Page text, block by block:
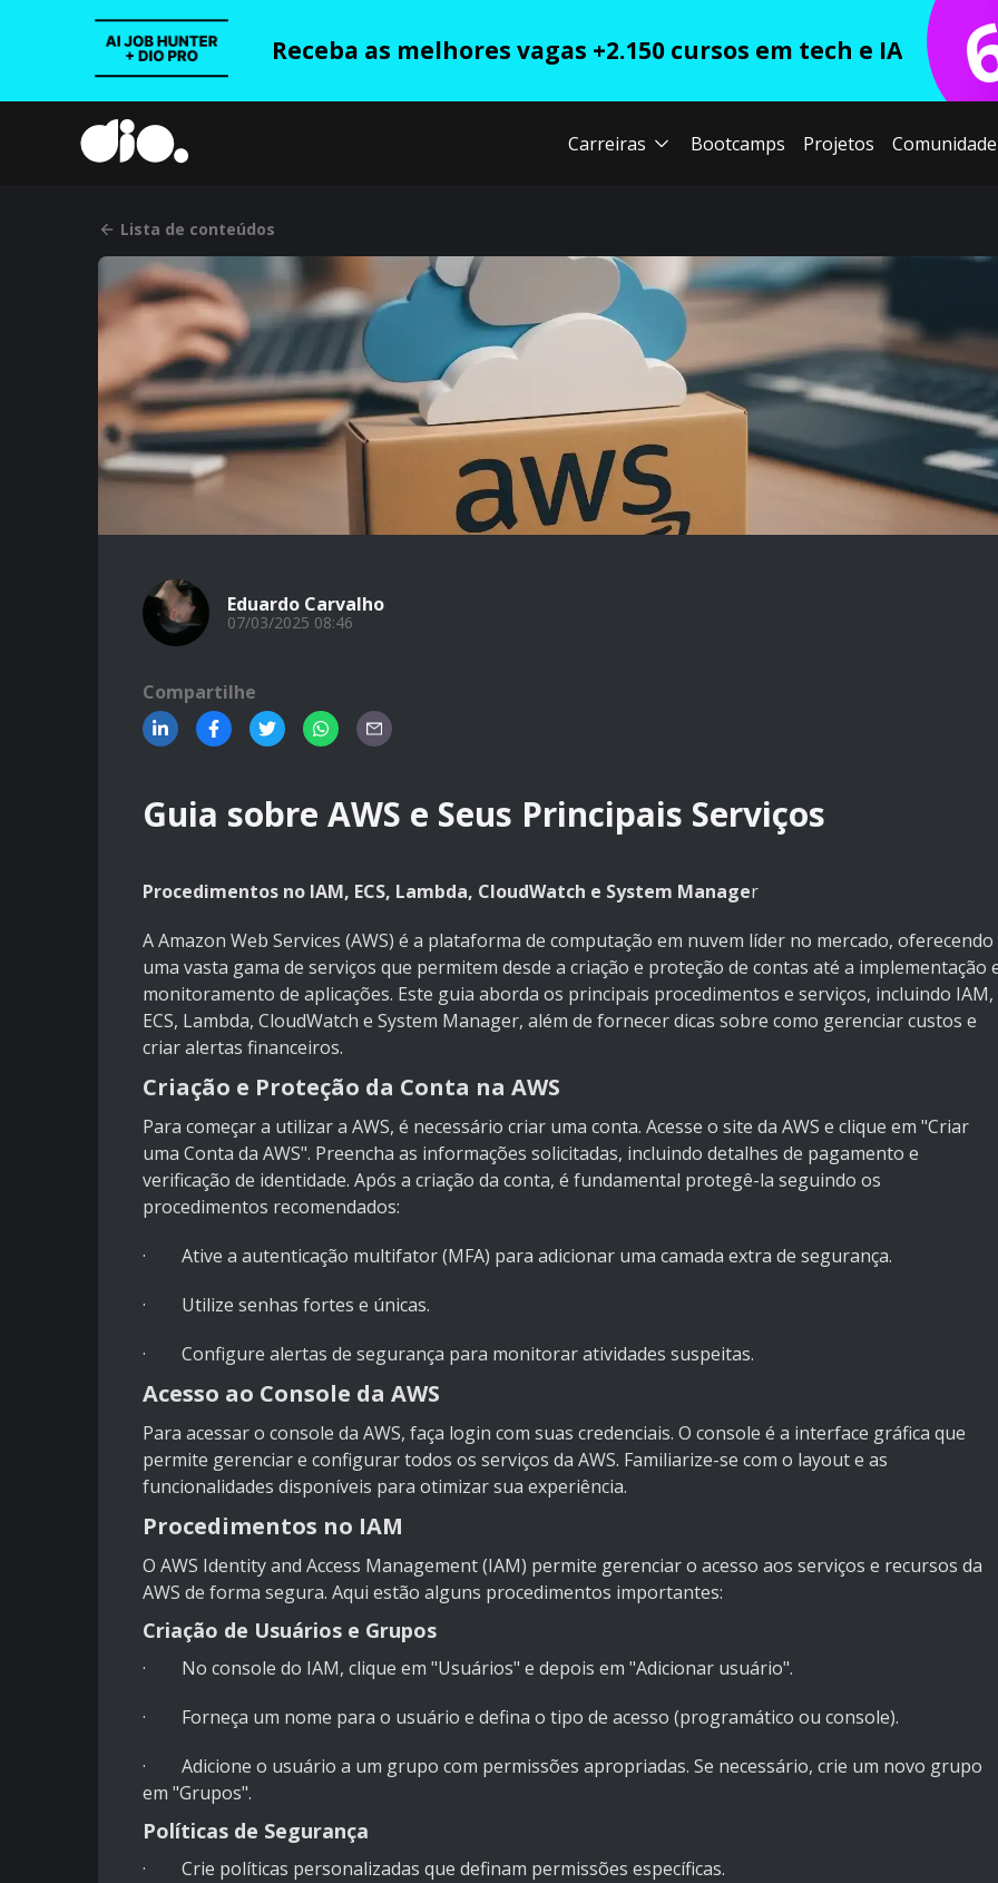
Receba as melhores vagas +2.150 cursos em tech e IA
Carreiras Bootcamps Projetos Comunidade
Lista de conteúdos
Eduardo Carvalho
07/03/2025 08:46
Compartilhe
Guia sobre AWS e Seus Principais Serviços
Procedimentos no IAM, ECS, Lambda, CloudWatch e System Manager
A Amazon Web Services (AWS) é a plataforma de computação em nuvem líder no mercado, oferecendo
uma vasta gama de serviços que permitem desde a criação e proteção de contas até a implementação
monitoramento de aplicações. Este guia aborda os principais procedimentos e serviços, incluindo IAM,
ECS, Lambda, CloudWatch e System Manager, além de fornecer dicas sobre como gerenciar custos e
criar alertas financeiros.
Criação e Proteção da Conta na AWS
Para começar a utilizar a AWS, é necessário criar uma conta. Acesse o site da AWS e clique em "Criar
uma Conta da AWS". Preencha as informações solicitadas, incluindo detalhes de pagamento e
verificação de identidade. Após a criação da conta, é fundamental protegê-la seguindo os
procedimentos recomendados:
· Ative a autenticação multifator (MFA) para adicionar uma camada extra de segurança.
· Utilize senhas fortes e únicas.
· Configure alertas de segurança para monitorar atividades suspeitas.
Acesso ao Console da AWS
Para acessar o console da AWS, faça login com suas credenciais. O console é a interface gráfica que
permite gerenciar e configurar todos os serviços da AWS. Familiarize-se com o layout e as
funcionalidades disponíveis para otimizar sua experiência.
Procedimentos no IAM
O AWS Identity and Access Management (IAM) permite gerenciar o acesso aos serviços e recursos da
AWS de forma segura. Aqui estão alguns procedimentos importantes:
Criação de Usuários e Grupos
· No console do IAM, clique em "Usuários" e depois em "Adicionar usuário".
· Forneça um nome para o usuário e defina o tipo de acesso (programático ou console).
· Adicione o usuário a um grupo com permissões apropriadas. Se necessário, crie um novo grupo
em "Grupos".
Políticas de Segurança
· Crie políticas personalizadas que definam permissões específicas.